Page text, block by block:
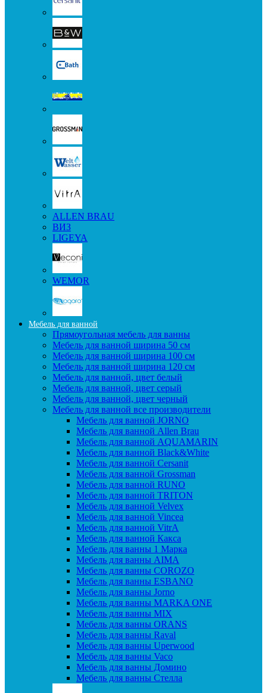
ALLEN BRAU
ВИЗ
LIGEYA
WEMOR
Мебель для ванной
Прямоугольная мебель для ванны
Мебель для ванной ширина 50 см
Мебель для ванной ширина 100 см
Мебель для ванной ширина 120 см
Мебель для ванной, цвет белый
Мебель для ванной, цвет серый
Мебель для ванной, цвет черный
Мебель для ванной все производители
Мебель для ванной JORNO
Мебель для ванной Allen Brau
Мебель для ванной AQUAMARIN
Мебель для ванной Black&White
Мебель для ванной Cersanit
Мебель для ванной Grossman
Мебель для ванной RUNO
Мебель для ванной TRITON
Мебель для ванной Velvex
Мебель для ванной Vincea
Мебель для ванной VitrA
Мебель для ванной Какса
Мебель для ванны 1 Марка
Мебель для ванны AIMA
Мебель для ванны COROZO
Мебель для ванны ESBANO
Мебель для ванны Jorno
Мебель для ванны MARKA ONE
Мебель для ванны MIX
Мебель для ванны ORANS
Мебель для ванны Raval
Мебель для ванны Uperwood
Мебель для ванны Vaco
Мебель для ванны Домино
Мебель для ванны Стелла